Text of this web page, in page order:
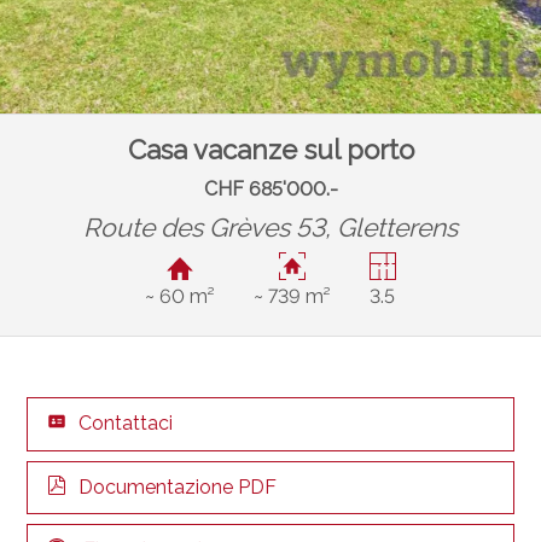
Casa vacanze sul porto
CHF 685'000.-
Route des Grèves 53, Gletterens
~ 60 m² ~ 739 m² 3.5
Contattaci
Documentazione PDF